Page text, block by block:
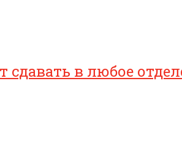
сдавать в любое